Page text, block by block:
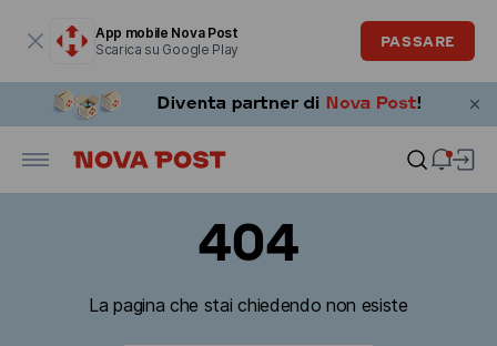
App mobile Nova Post
Scarica su Google Play
PASSARE
404
La pagina che stai chiedendo non esiste